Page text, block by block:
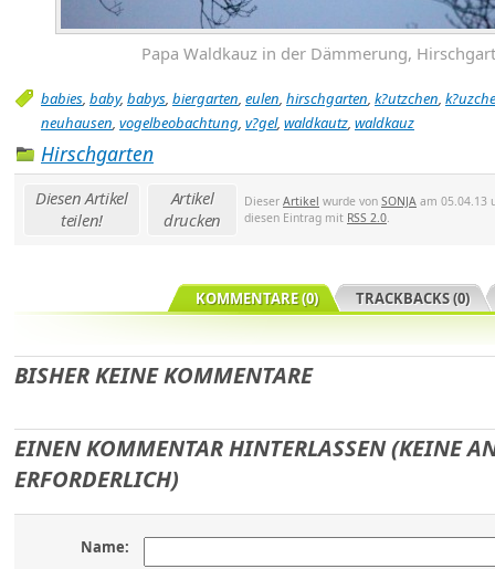
Papa Waldkauz in der Dämmerung,
babies, baby, babys, biergarten, eulen, hirschgarten, k?utzchen,
neuhausen, vogelbeobachtung, v?gel, waldkautz, waldkauz
Hirschgarten
Diesen Artikel
teilen!
Artikel
drucken
Dieser Artikel wurde von SONJA am 05.04.13
diesen Eintrag mit RSS 2.0.
TRACKBACKS (0)
KOMMENTARE (0)
BISHER KEINE KOMMENTARE
EINEN KOMMENTAR HINTERLASSEN (KEINE
ERFORDERLICH)
Name: